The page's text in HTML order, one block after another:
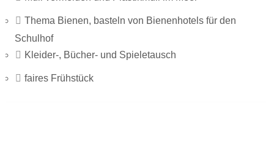
Thema Bienen, basteln von Bienenhotels für den
Schulhof
Kleider-, Bücher- und Spieletausch
faires Frühstück